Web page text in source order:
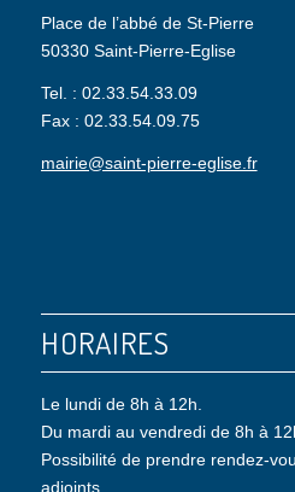
Place de l’abbé de St-Pierre
50330 Saint-Pierre-Eglise
Tel. : 02.33.54.33.09
Fax : 02.33.54.09.75
mairie@saint-pierre-eglise.fr
HORAIRES
Le lundi de 8h à 12h.
Du mardi au vendredi de 8h à
Possibilité de prendre rendez-
adjoints.